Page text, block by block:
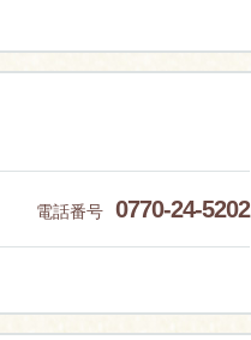
電話番号 0770-24-5202